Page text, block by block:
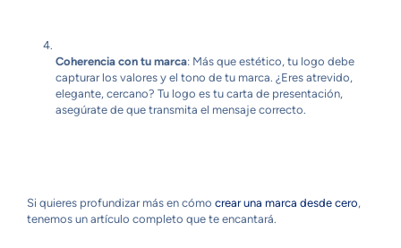
Coherencia con tu marca: Más que estético, tu logo debe
capturar los valores y el tono de tu marca. ¿Eres atrevido,
elegante, cercano? Tu logo es tu carta de presentación,
asegúrate de que transmita el mensaje correcto.
Si quieres profundizar más en cómo crear una marca desde cero,
tenemos un artículo completo que te encantará.